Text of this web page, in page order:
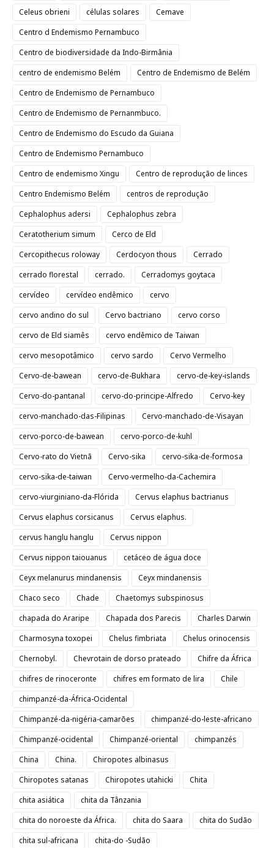
Celeus obrieni células solares
Cemave
Centro d Endemismo Pernambuco
Centro de biodiversidade da Indo-Birmânia
centro de endemismo Belém
Centro de Endemismo de Belém
Centro de Endemismo de Pernambuco
Centro de Endemismo de Pernanmbuco.
Centro de Endemismo do Escudo da Guiana
Centro de Endemismo Pernambuco
Centro de endemismo Xingu
Centro de reprodução de linces
Centro Endemismo Belém
centros de reprodução
Cephalophus adersi
Cephalophus zebra
Ceratotherium simum
Cerco de Eld
Cercopithecus roloway
Cerdocyon thous
Cerrado
cerrado florestal
cerrado.
Cerradomys goytaca
cervídeo
cervídeo endêmico
cervo
cervo andino do sul
Cervo bactriano
cervo corso
cervo de Eld siamês
cervo endêmico de Taiwan
cervo mesopotâmico
cervo sardo
Cervo Vermelho
Cervo-de-bawean
cervo-de-Bukhara
cervo-de-key-islands
Cervo-do-pantanal
cervo-do-principe-Alfredo
Cervo-key
cervo-manchado-das-Filipinas
Cervo-manchado-de-Visayan
cervo-porco-de-bawean
cervo-porco-de-kuhl
Cervo-rato do Vietnã
Cervo-sika
cervo-sika-de-formosa
cervo-sika-de-taiwan
Cervo-vermelho-da-Cachemira
cervo-viurginiano-da-Flórida
Cervus elaphus bactrianus
Cervus elaphus corsicanus
Cervus elaphus.
cervus hanglu hanglu
Cervus nippon
Cervus nippon taiouanus
cetáceo de água doce
Ceyx melanurus mindanensis
Ceyx mindanensis
Chaco seco
Chade
Chaetomys subspinosus
chapada do Araripe
Chapada dos Parecis
Charles Darwin
Charmosyna toxopei
Chelus fimbriata
Chelus orinocensis
Chernobyl.
Chevrotain de dorso prateado
Chifre da África
chifres de rinoceronte
chifres em formato de lira
Chile
chimpanzé-da-África-Ocidental
Chimpanzé-da-nigéria-camarões
chimpanzé-do-leste-africano
Chimpanzé-ocidental
Chimpanzé-oriental
chimpanzés
China
China.
Chiropotes albinasus
Chiropotes satanas
Chiropotes utahicki
Chita
chita asiática
chita da Tânzania
chita do noroeste da África.
chita do Saara
chita do Sudão
chita sul-africana
chita-do -Sudão